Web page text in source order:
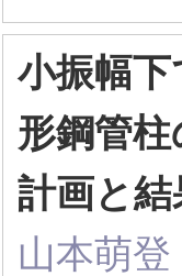
小振幅
形鋼管
計画と
山本萌